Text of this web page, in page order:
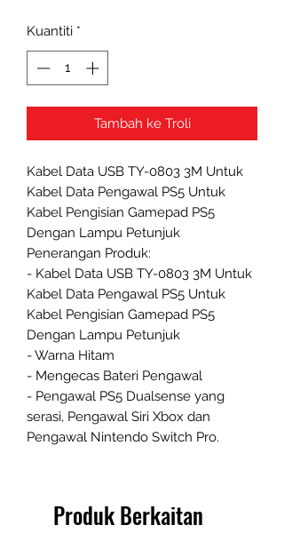
Kuantiti *
Tambah ke Troli
Kabel Data USB TY-0803 3M Untuk
Kabel Data Pengawal PS5 Untuk
Kabel Pengisian Gamepad PS5
Dengan Lampu Petunjuk
Penerangan Produk:
- Kabel Data USB TY-0803 3M Untuk
Kabel Data Pengawal PS5 Untuk
Kabel Pengisian Gamepad PS5
Dengan Lampu Petunjuk
- Warna Hitam
- Mengecas Bateri Pengawal
- Pengawal PS5 Dualsense yang
serasi, Pengawal Siri Xbox dan
Pengawal Nintendo Switch Pro.
Produk Berkaitan